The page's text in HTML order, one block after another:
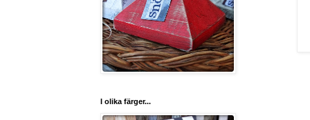
I olika färger...